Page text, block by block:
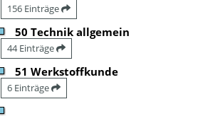
156 Einträge
50 Technik allgemein
44 Einträge
51 Werkstoffkunde
6 Einträge